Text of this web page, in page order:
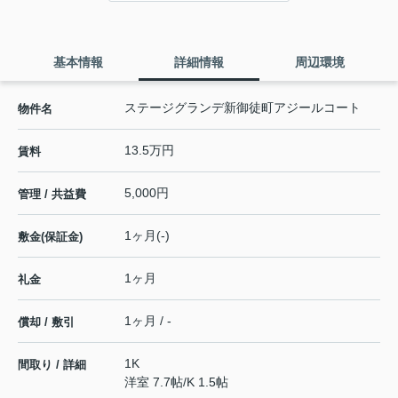
基本情報 詳細情報 周辺環境
物件名 ステージグランデ新御徒町アジールコート
賃料 13.5万円
管理 / 共益費 5,000円
敷金(保証金) 1ヶ月(-)
礼金 1ヶ月
償却 / 敷引 1ヶ月 / -
間取り / 詳細
1K
洋室 7.7帖/K 1.5帖